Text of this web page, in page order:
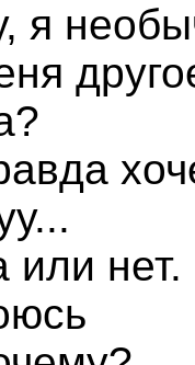
я
или нет.